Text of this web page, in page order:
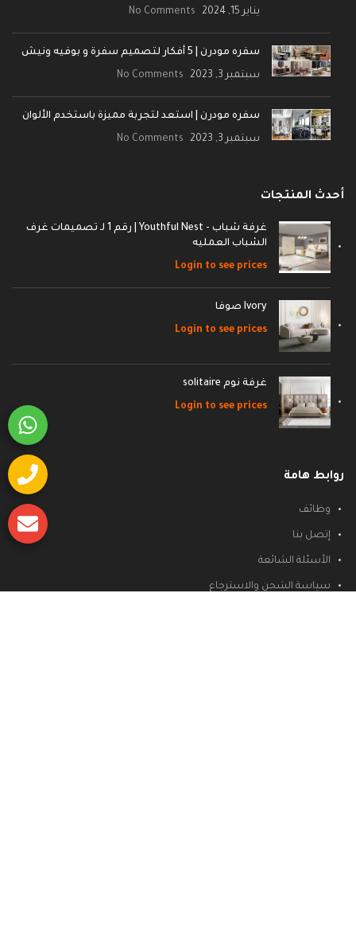
يناير 15, 2024 No Comments
سفره مودرن | 5 أفكار لتصميم سفرة و بوفيه ونيش
سبتمبر 3, 2023 No Comments
سفره مودرن | استعد لتجربة مميزة باستخدم الألوان
سبتمبر 3, 2023 No Comments
أحدث المنتجات
غرفة شباب - Youthful Nest | رقم 1 لـ تصميمات غرف
الشباب العمليه
Login to see prices
Ivory صوفا
Login to see prices
غرفة نوم solitaire
Login to see prices
روابط هامة
وظائف
إتصل بنا
الأسئلة الشائعة
سياسة الشحن والاسترجاع